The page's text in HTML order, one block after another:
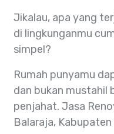
Jikalau, apa yang
di lingkunganmu
simpel?
Rumah punyamu
dan bukan mustahil
penjahat. Jasa
Balaraja,